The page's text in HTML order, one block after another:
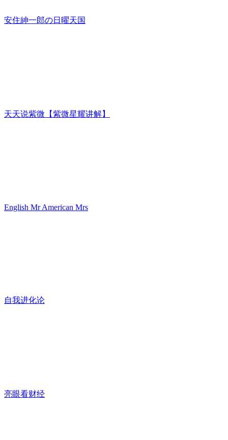
安住紳一郎の日曜天国
天天说紫微【紫微星耀讲解】
English Mr American Mrs
自我进化论
亮眼看财经